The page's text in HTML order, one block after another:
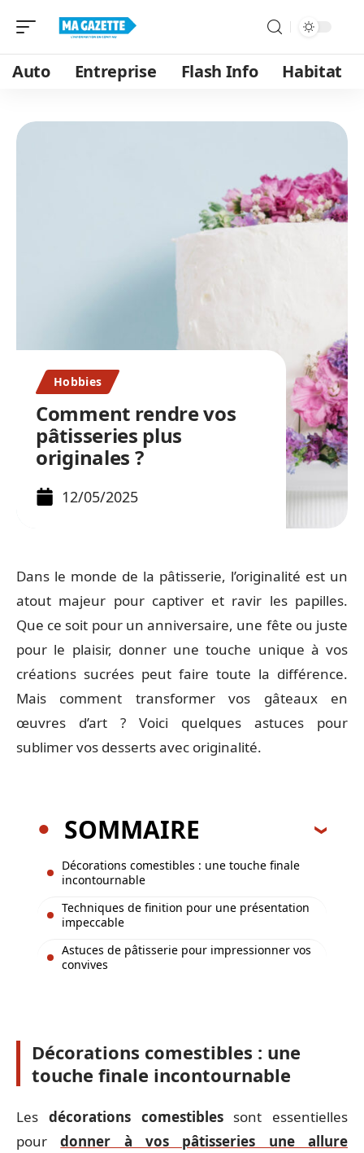
Auto Entreprise Flash Info Habitat
Hobbies
Comment rendre vos
pâtisseries plus
originales ?
12/05/2025
Dans le monde de la pâtisserie, l’originalité est un
atout majeur pour captiver et ravir les papilles.
Que ce soit pour un anniversaire, une fête ou juste
pour le plaisir, donner une touche unique à vos
créations sucrées peut faire toute la différence.
Mais comment transformer vos gâteaux en
œuvres d’art ? Voici quelques astuces pour
sublimer vos desserts avec originalité.
SOMMAIRE
Décorations comestibles : une touche finale
incontournable
Techniques de finition pour une présentation
impeccable
Astuces de pâtisserie pour impressionner vos
convives
Décorations comestibles : une
touche finale incontournable
Les décorations comestiblessont essentielles
pourdonner à vos pâtisseries une allure